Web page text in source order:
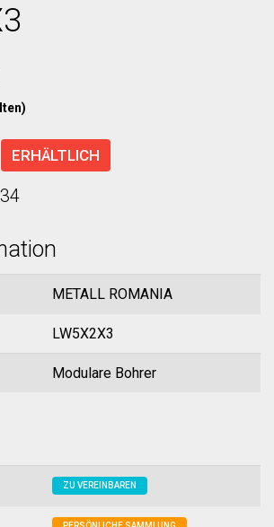
ERHÄLTLICH
METALL ROMANIA
LW5X2X3
Modulare Bohrer
ZU VEREINBAREN